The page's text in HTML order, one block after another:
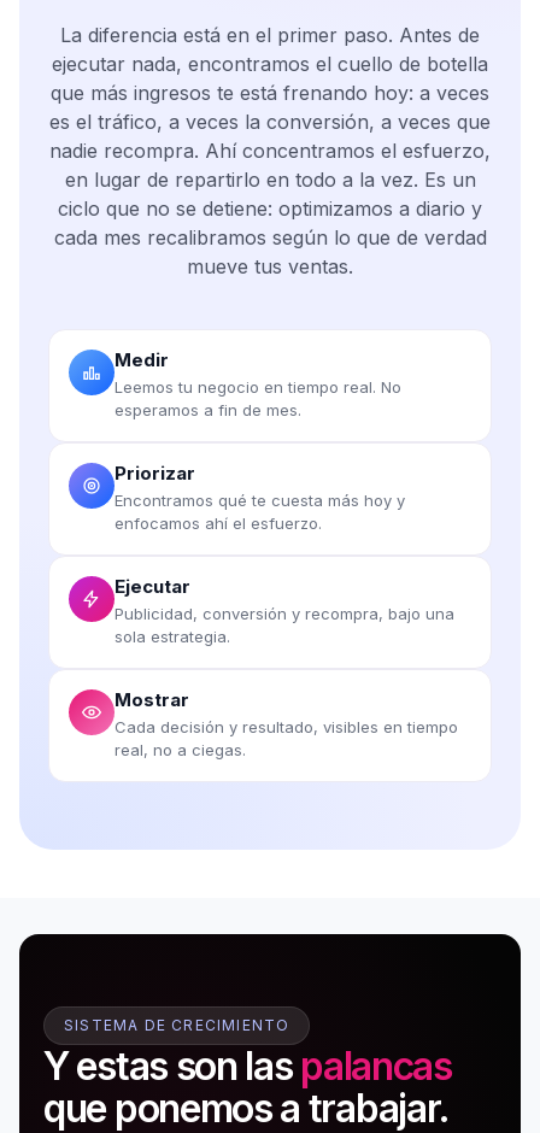
La diferencia está en el primer paso. Antes de
ejecutar nada, encontramos el cuello de botella
que más ingresos te está frenando hoy: a veces
es el tráfico, a veces la conversión, a veces que
nadie recompra. Ahí concentramos el esfuerzo,
en lugar de repartirlo en todo a la vez. Es un
ciclo que no se detiene: optimizamos a diario y
cada mes recalibramos según lo que de verdad
mueve tus ventas.
Medir
Leemos tu negocio en tiempo real. No
esperamos a fin de mes.
Priorizar
Encontramos qué te cuesta más hoy y
enfocamos ahí el esfuerzo.
Ejecutar
Publicidad, conversión y recompra, bajo una
sola estrategia.
Mostrar
Cada decisión y resultado, visibles en tiempo
real, no a ciegas.
SISTEMA DE CRECIMIENTO
Y estas son las palancas
que ponemos a trabajar.